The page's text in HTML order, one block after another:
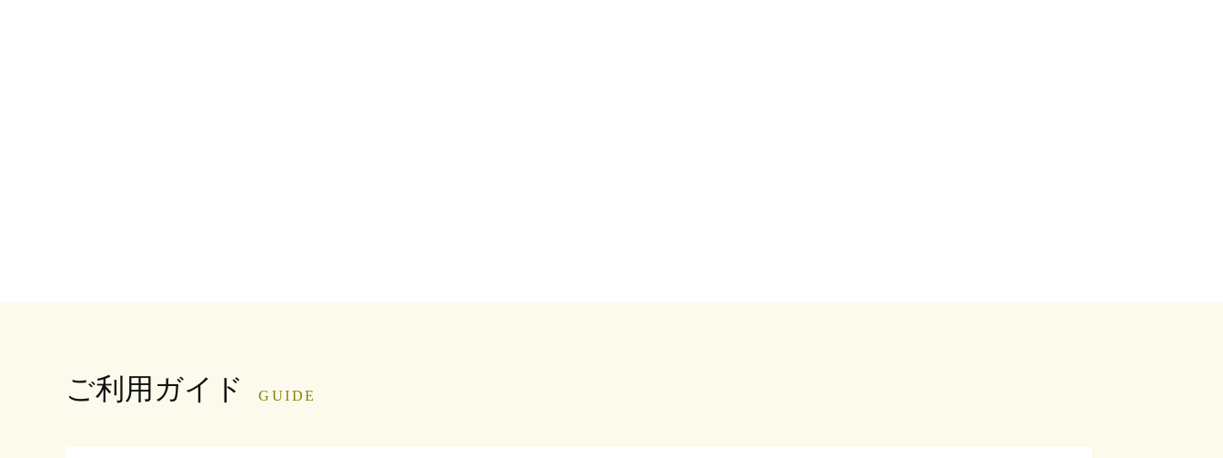
ご利用ガイド GUIDE